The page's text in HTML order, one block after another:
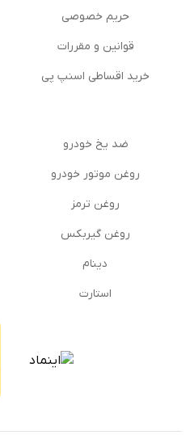
حریم خصوصی
قوانین و مقررات
خرید اقساطی اسنپ پی
ضد یخ خودرو
روغن موتور خودرو
روغن ترمز
روغن گیربكس
دینام
استارت